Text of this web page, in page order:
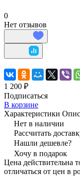
0
Нет отзывов
1 200 ₽
Подписаться
В корзине
Характеристики
Нет в наличии
Рассчитать
Нашли дешевле?
Хочу в подарок
Цена действительна
отличаться от цен в